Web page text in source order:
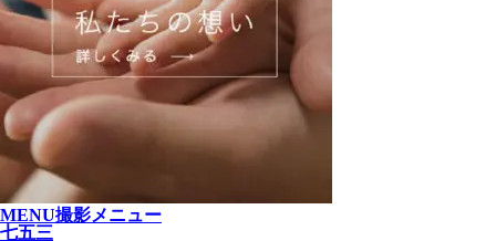
MENU撮影メニュー
七五三